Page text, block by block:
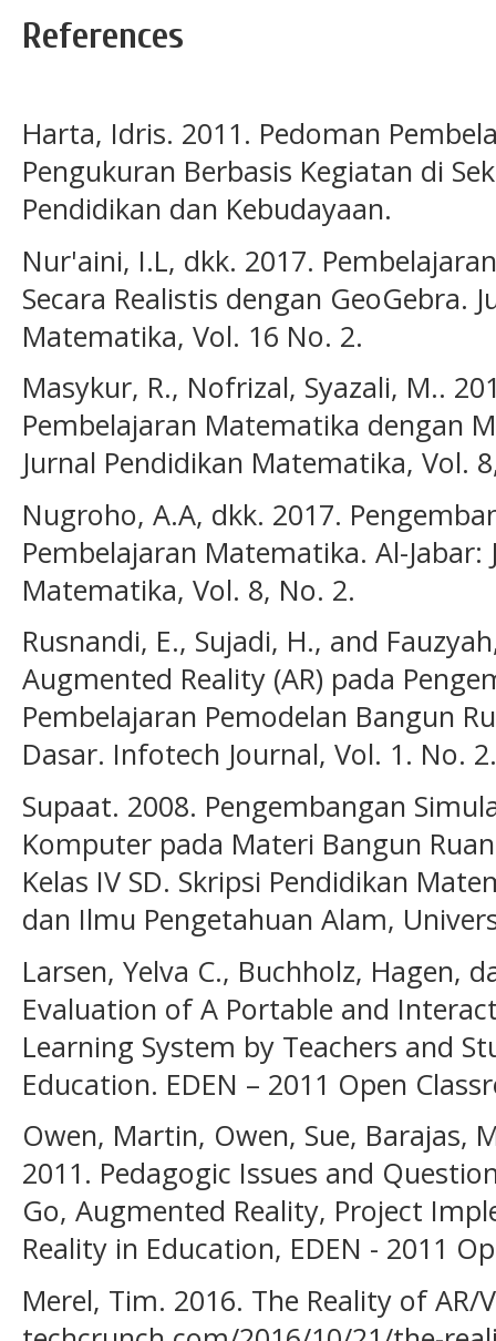
References
Harta, Idris. 2011. Pedoman
Pengukuran Berbasis Kegiatan di
Pendidikan dan Kebudayaan.
Nur'aini, I.L, dkk. 2017.
Secara Realistis dengan GeoGebra.
Matematika, Vol. 16 No. 2.
Masykur, R., Nofrizal, Syazali, M..
Pembelajaran Matematika dengan
Jurnal Pendidikan Matematika, Vol.
Nugroho, A.A, dkk. 2017.
Pembelajaran Matematika. Al-Jabar:
Matematika, Vol. 8, No. 2.
Rusnandi, E., Sujadi, H., and
Augmented Reality (AR) pada
Pembelajaran Pemodelan Bangun
Dasar. Infotech Journal, Vol. 1. No. 2.
Supaat. 2008. Pengembangan
Komputer pada Materi Bangun
Kelas IV SD. Skripsi Pendidikan
dan Ilmu Pengetahuan Alam,
Larsen, Yelva C., Buchholz, Hagen,
Evaluation of A Portable and
Learning System by Teachers and
Education. EDEN – 2011 Open
Owen, Martin, Owen, Sue, Barajas,
2011. Pedagogic Issues and
Go, Augmented Reality, Project
Reality in Education, EDEN - 2011
Merel, Tim. 2016. The Reality of AR/